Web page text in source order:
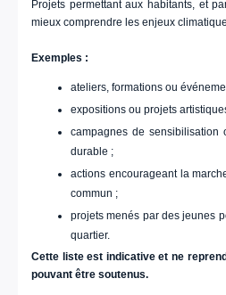
Projets permettant aux habitants, et
mieux comprendre les enjeux
Exemples :
ateliers, formations ou
expositions ou projets
campagnes de sensibilisation
durable ;
actions encourageant la
commun ;
projets menés par des jeunes
quartier.
Cette liste est indicative et ne
pouvant être soutenus.